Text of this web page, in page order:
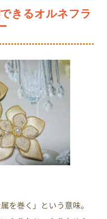
きるオルネフラ
を巻く」という意味。